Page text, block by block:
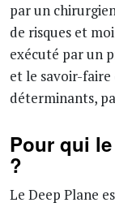
par un
de risques et
exécuté par un
et le savoir-
déterminants,
Pour qui
?
Le Deep Plane